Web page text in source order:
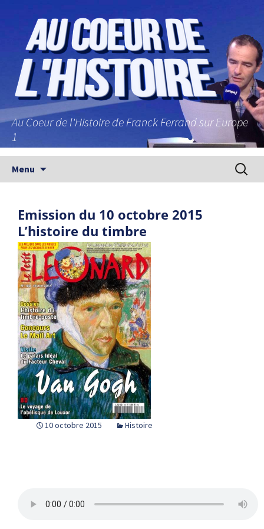
Au Coeur de l'Histoire de Franck Ferrand sur Europe
1
Menu
Emission du 10 octobre 2015
L’histoire du timbre
10 octobre 2015 Histoire